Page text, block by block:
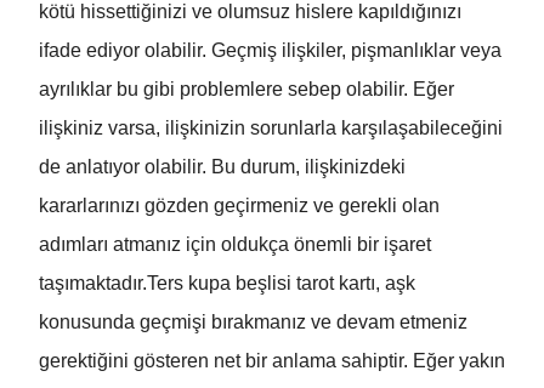
kötü hissettiğinizi ve olumsuz hislere kapıldığınızı
ifade ediyor olabilir. Geçmiş ilişkiler, pişmanlıklar veya
ayrılıklar bu gibi problemlere sebep olabilir. Eğer
ilişkiniz varsa, ilişkinizin sorunlarla karşılaşabileceğini
de anlatıyor olabilir. Bu durum, ilişkinizdeki
kararlarınızı gözden geçirmeniz ve gerekli olan
adımları atmanız için oldukça önemli bir işaret
taşımaktadır.Ters kupa beşlisi tarot kartı, aşk
konusunda geçmişi bırakmanız ve devam etmeniz
gerektiğini gösteren net bir anlama sahiptir. Eğer yakın